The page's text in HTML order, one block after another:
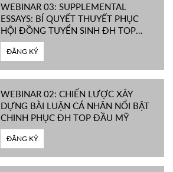
WEBINAR 03: SUPPLEMENTAL
ESSAYS: BÍ QUYẾT THUYẾT PHỤC
HỘI ĐỒNG TUYỂN SINH ĐH TOP
ĐẦU MỸ
ĐĂNG KÝ
WEBINAR 02: CHIẾN LƯỢC XÂY
DỰNG BÀI LUẬN CÁ NHÂN NỔI BẬT
CHINH PHỤC ĐH TOP ĐẦU MỸ
ĐĂNG KÝ